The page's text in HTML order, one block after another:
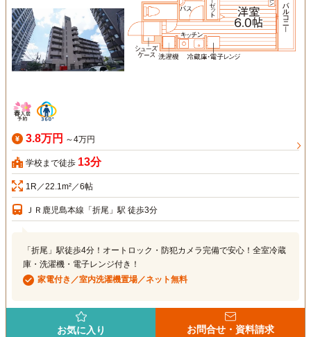
3.8万円 ～4万円
学校まで徒歩 13分
1R／22.1m²／6帖
ＪＲ鹿児島本線「折尾」駅 徒歩3分
「折尾」駅徒歩4分！オートロック・防犯カメラ完備で安心！全室冷蔵
庫・洗濯機・電子レンジ付き！
家電付き／室内洗濯機置場／ネット無料
お気に入り お問合せ・資料請求